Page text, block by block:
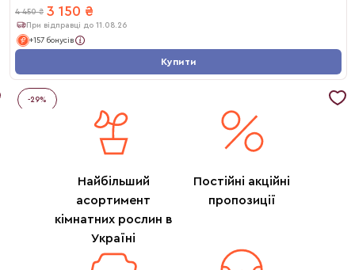
4 450 ₴ 3 150 ₴
При відправці до 11.08.26
+157 бонусів
Купити
-29%
Найбільший
асортимент
кімнатних рослин в
Україні
Постійні акційні
пропозиції